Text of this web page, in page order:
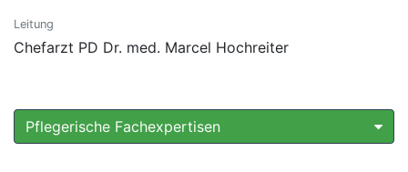
Leitung
Chefarzt PD Dr. med. Marcel Hochreiter
Pflegerische Fachexpertisen